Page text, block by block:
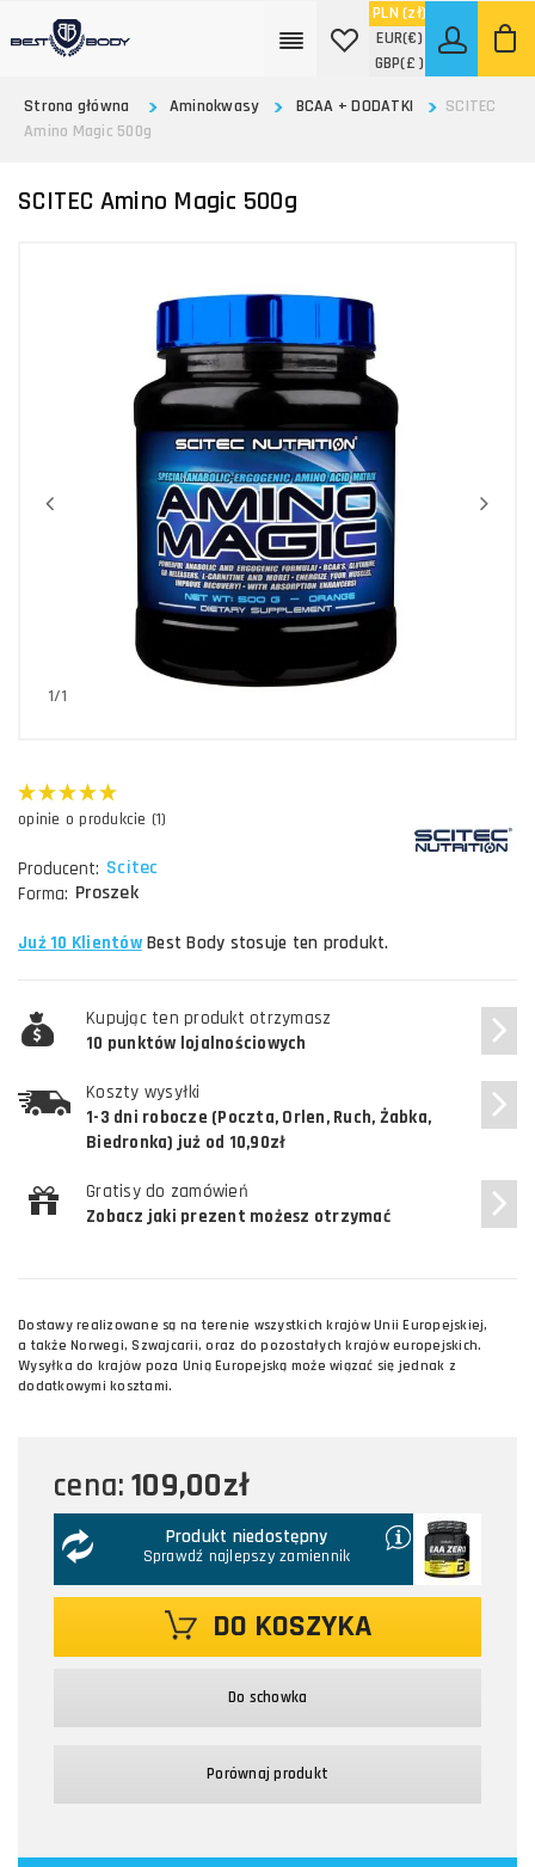
PLN (zł)
EUR(€)
GBP(£ )
Strona główna
Aminokwasy BCAA + DODATKI
SCITEC
Amino Magic 500g
SCITEC Amino Magic 500g
1/1
opinie o produkcie (1)
Producent: Scitec
Forma: Proszek
Już 10 KlientówBest Body stosuje ten produkt.
Kupując ten produkt otrzymasz
10 punktów lojalnościowych
Koszty wysyłki
1-3 dni robocze (Poczta, Orlen, Ruch, Żabka,
Biedronka) już od 10,90zł
Gratisy do zamówień
Zobacz jaki prezent możesz otrzymać
Dostawy realizowane są na terenie wszystkich krajów Unii Europejskiej,
a także Norwegi, Szwajcarii, oraz do pozostałych krajów europejskich.
Wysyłka do krajów poza Unią Europejską może wiązać się jednak z
dodatkowymi kosztami.
cena: 109,00zł
Produkt niedostępny
Sprawdź najlepszy zamiennik
DO KOSZYKA
Do schowka
Porównaj produkt